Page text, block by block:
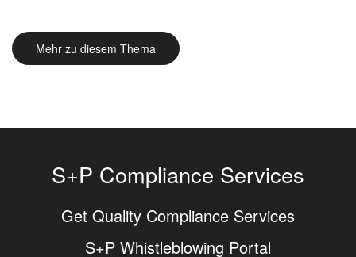
Mehr zu diesem Thema
S+P Compliance Services
Get Quality Compliance Services
S+P Whistleblowing Portal